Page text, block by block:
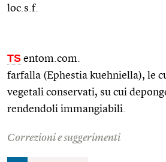
loc.s.f.
TS entom.com.
farfalla (Ephestia kuehniella), le
vegetali conservati, su cui
rendendoli immangiabili.
Correzioni e suggerimenti